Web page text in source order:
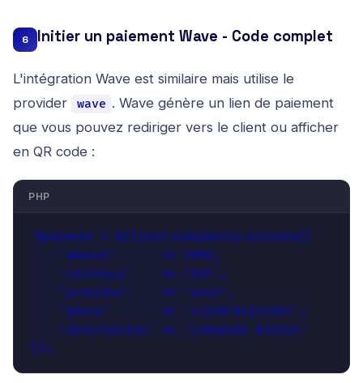
6 Initier un paiement Wave - Code complet
L'intégration Wave est similaire mais utilise le
provider
wave . Wave génère un lien de paiement
que vous pouvez rediriger vers le client ou afficher
en QR code :
PHP
$payment = $client->payments->create([
    'amount'      => 5000,
    'currency'    => 'XOF',
    'provider'    => 'wave',
    'phone'       => '+2250701234567',
    'description' => 'Commande #12345'
]);